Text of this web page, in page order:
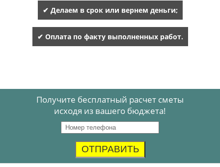
✔ Делаем в срок или вернем деньги;
✔ Оплата по факту выполненных работ.
Получите бесплатный расчет сметы
исходя из вашего бюджета!
ОТПРАВИТЬ